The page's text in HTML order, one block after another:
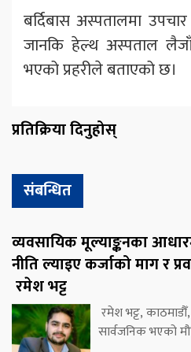
बर्दिबास अस्पतालमा
जानकि हेल्थ अस्पताल
भएको प्रहरीले बताएको छ।
प्रतिक्रिया दिनुहोस्
संबन्धित
व्यवसायिक मूल्याङ्कनका
नीति ल्याइए कर्जाको माग र
रमेश भट्ट
रमेश भट्ट,
सार्वजनिक भएको